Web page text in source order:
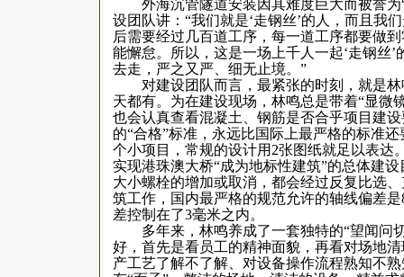
外海沉管隧道安装因其难度巨大而被誉为
设团队讲：“我们就是‘走钢丝’的人，而且我
后需要经过几百道工序，每一道工序都要做
能懈怠。所以，这是一场上千人一起‘走钢丝
去走，严之又严、细无止境。”
对建设团队而言，最紧张的时刻，就是林
天都有。为在建设现场，林鸣总是带着“显微
也会认真查看混凝土、钢筋是否合乎项目建
的“合格”标准，永远比国际上最严格的标准
个小项目，常规的设计用 2张图纸就足以表达
实现港珠澳大桥“成为地标性建筑”的总体建
大小螺栓的增加或取消，都会经过反复比选
筑工作，国内最严格的规范允许的轴线偏差是
差控制在了3毫米之内。
多年来，林鸣养成了一套独特的“望闻问
好，首先是看员工的精神面貌，再看对场地
产工艺了解不了解、对设备操作流程熟知不